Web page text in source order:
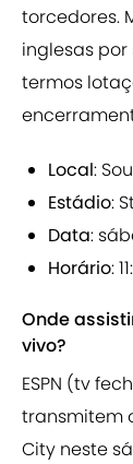
torcedores.
inglesas
termos
Local:
Estádio:
Data:
Horário:
Onde
vivo?
ESPN (tv
transmitem
City neste